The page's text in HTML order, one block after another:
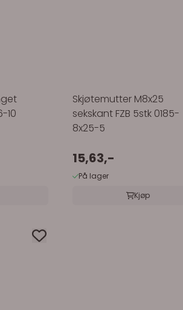
10
Skjøtemutter M8x25
sekskant FZB 5stk 0185-
8x25-5
15,63,-
På lager
Kjøp